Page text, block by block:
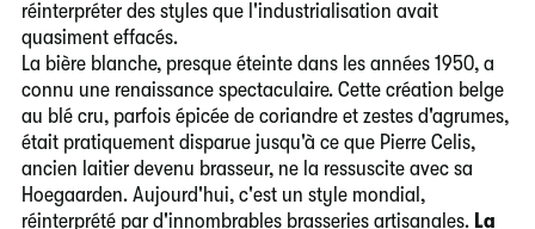
réinterpréter des styles que l'industrialisation avait
quasiment effacés.
La bière blanche, presque éteinte dans les années 1950, a
connu une renaissance spectaculaire. Cette création belge
au blé cru, parfois épicée de coriandre et zestes d'agrumes,
était pratiquement disparue jusqu'à ce que Pierre Celis,
ancien laitier devenu brasseur, ne la ressuscite avec sa
Hoegaarden. Aujourd'hui, c'est un style mondial,
réinterprété par d'innombrables brasseries artisanales. La